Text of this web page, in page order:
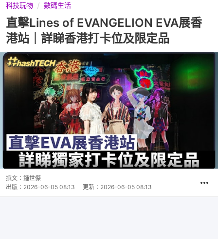
科技玩物 數碼生活
直擊Lines of EVANGELION EVA展香
港站｜詳睇香港打卡位及限定品
撰文： 鍾世傑
出版： 2026-06-05 08:13 更新： 2026-06-05 08:13